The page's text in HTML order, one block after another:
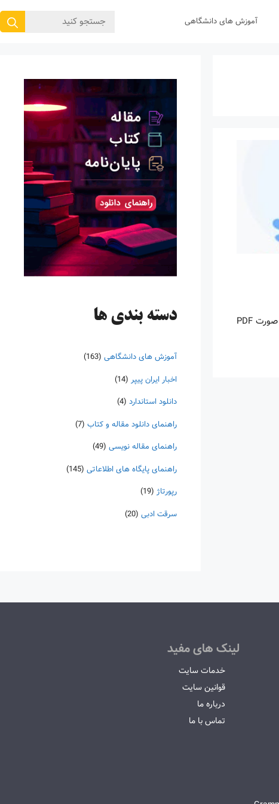
آموزش های دانشگاهی
جستجوی
اینروزها خرید PDF کتاب‎های خارجی بسیار رواج یافته است. با آنکه نسخه‌های ترجمه شده بسیار زیادی از کتاب‌ها چه به صورت چاپی و چه به صورت PDF
دسته‌ بندی ها
آموزش های دانشگاهی (163)
اخبار ایران پیپر (14)
دانلود استاندارد (4)
راهنمای دانلود مقاله و کتاب (7)
راهنمای مقاله نویسی (49)
راهنمای پایگاه های اطلاعاتی (145)
رپورتاژ (19)
سرقت ادبی (20)
لینک های مفید
خدمات سایت
قوانین سایت
درباره ما
تماس با ما